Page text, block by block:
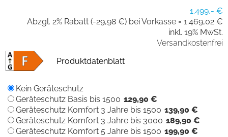
1.499,- €
Abzgl. 2% Rabatt (-29,98 €) bei Vorkasse = 1.469,02 €
inkl. 19% MwSt.
Versandkostenfrei
Produktdatenblatt
Kein Geräteschutz
Geräteschutz Basis bis 1500 129,90 €
Geräteschutz Komfort 3 Jahre bis 1500 139,90 €
Geräteschutz Komfort 3 Jahre bis 3000 189,90 €
Geräteschutz Komfort 5 Jahre bis 1500 199,90 €